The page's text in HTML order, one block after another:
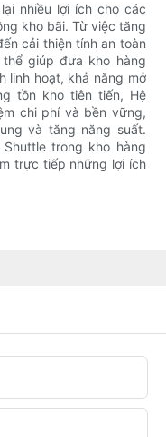
nhiều lợi ích cho các
kho bãi. Từ việc tăng
cải thiện tính an toàn
giúp đưa kho hàng
linh hoạt, khả năng mở
tồn kho tiên tiến, Hệ
chi phí và bền vững,
và tăng năng suất.
trong kho hàng
trực tiếp những lợi ích